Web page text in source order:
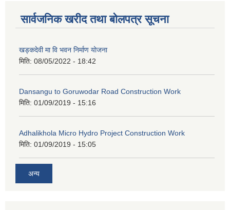
सार्वजनिक खरीद तथा बोलपत्र सूचना
खड्कदेवी मा वि भवन निर्माण योजना
मिति: 08/05/2022 - 18:42
Dansangu to Goruwodar Road Construction Work
मिति: 01/09/2019 - 15:16
Adhalikhola Micro Hydro Project Construction Work
मिति: 01/09/2019 - 15:05
अन्य